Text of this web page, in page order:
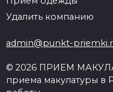
Удалить компанию
admin@punkt-
© 2026 ПРИЕМ
приема макулатуры в